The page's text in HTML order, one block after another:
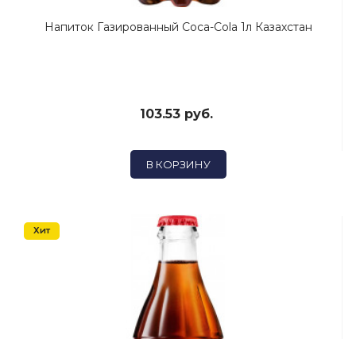
Напиток Газированный Coca-Cola 1л Казахстан
103.53 руб.
В КОРЗИНУ
Хит